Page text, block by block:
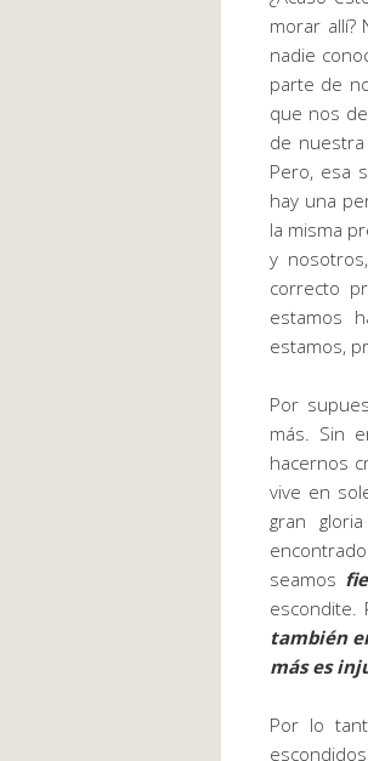
morar allí?
nadie
parte de
que nos
de
Pero, esa
hay una
la misma
y
correcto
estamos
estamos,
Por
más. Sin
hacernos
vive en
gran
seamos
escondite.
también
más es
Por lo